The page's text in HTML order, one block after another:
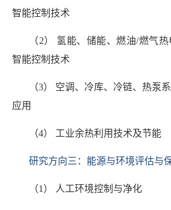
智能控制技术
（2） 氢能、储能、燃油/燃气
智能控制技术
（3） 空调、冷库、冷链、热泵
应用
（4） 工业余热利用技术及节能
研究方向三：能源与环境评估与
（1） 人工环境控制与净化